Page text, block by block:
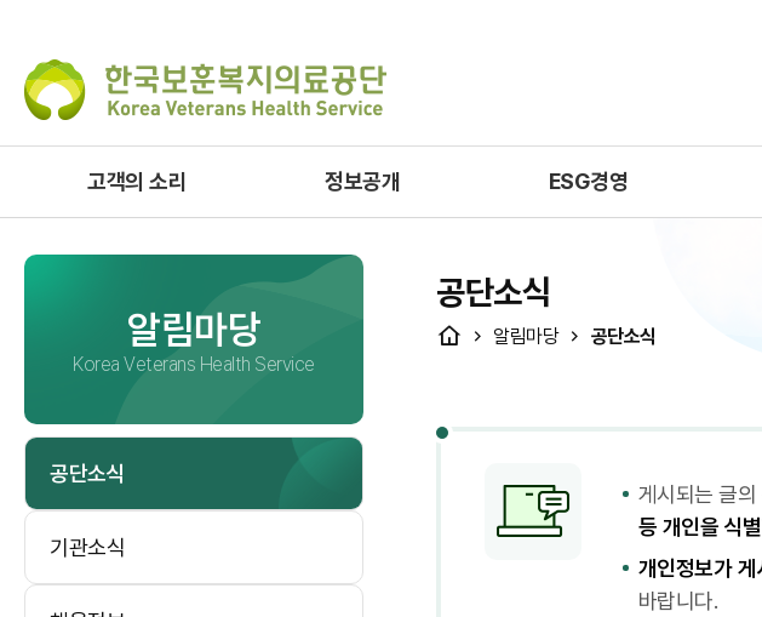
고객의 소리 정보공개 ESG경영
알림마당
Korea Veterans Health Service
공단소식
기관소식
HOME알림마당 공단소식
공단소식
게시되는 글
등 개인을 식
개인정보가
바랍니다.